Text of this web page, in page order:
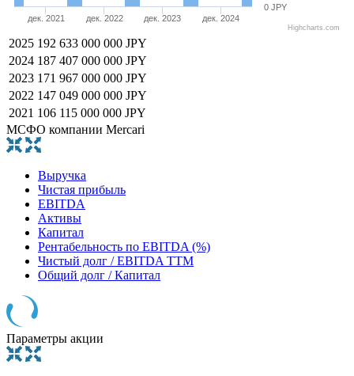
дек. 2021 дек. 2022 дек. 2023 дек. 2024
0 JPY
Highcharts.com
2025 192 633 000 000 JPY
2024 187 407 000 000 JPY
2023 171 967 000 000 JPY
2022 147 049 000 000 JPY
2021 106 115 000 000 JPY
МСФО компании Mercari
Выручка
Чистая прибыль
EBITDA
Активы
Капитал
Рентабельность по EBITDA (%)
Чистый долг / EBITDA TTM
Общий долг / Капитал
Параметры акции